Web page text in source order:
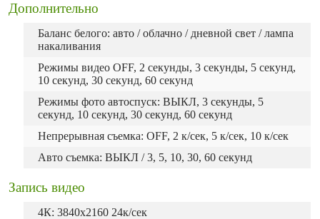
Дополнительно
Баланс белого: авто / облачно / дневной свет / лампа
накаливания
Режимы видео OFF, 2 секунды, 3 секунды, 5 секунд,
10 секунд, 30 секунд, 60 секунд
Режимы фото автоспуск: ВЫКЛ, 3 секунды, 5
секунд, 10 секунд, 30 секунд, 60 секунд
Непрерывная съемка: OFF, 2 к/сек, 5 к/сек, 10 к/сек
Авто съемка: ВЫКЛ / 3, 5, 10, 30, 60 секунд
Запись видео
4К: 3840х2160 24к/сек